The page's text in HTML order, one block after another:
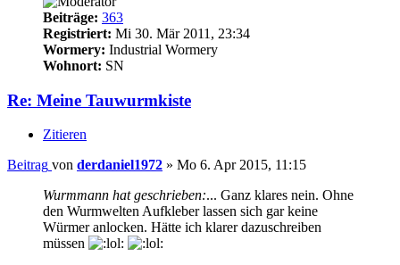
Beiträge: 363
Registriert: Mi 30. Mär 2011, 23:34
Wormery: Industrial Wormery
Wohnort: SN
Re: Meine Tauwurmkiste
Zitieren
Beitrag von derdaniel1972 » Mo 6. Apr 2015, 11:15
Wurmmann hat geschrieben:... Ganz klares nein. Ohne
den Wurmwelten Aufkleber lassen sich gar keine
Würmer anlocken. Hätte ich klarer dazuschreiben
müssen